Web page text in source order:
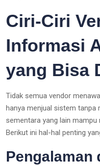
Ciri-Ciri
Informasi
yang Bisa
Tidak semua vendor
hanya menjual sistem tanpa
sementara yang lain mampu
Berikut ini hal-hal penting
Pengalaman